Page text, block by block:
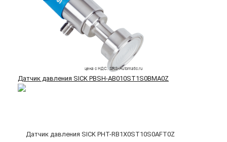
Датчик давления SICK PBSH-AB010ST1S0BMA0Z